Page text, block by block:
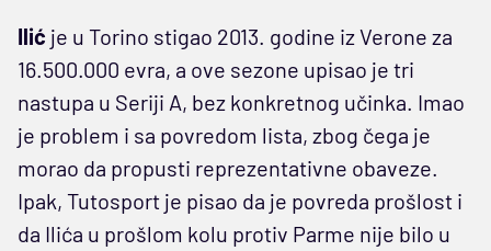
Ilić je u Torino stigao 2013. godine iz Verone za
16.500.000 evra, a ove sezone upisao je tri
nastupa u Seriji A, bez konkretnog učinka. Imao
je problem i sa povredom lista, zbog čega je
morao da propusti reprezentativne obaveze.
Ipak, Tutosport je pisao da je povreda prošlost i
da Ilića u prošlom kolu protiv Parme nije bilo u